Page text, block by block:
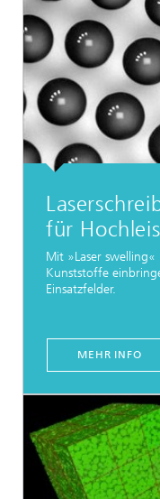
für
Mit »Laser
Kunststoffe
Einsatzfelder.
MEHR INFO